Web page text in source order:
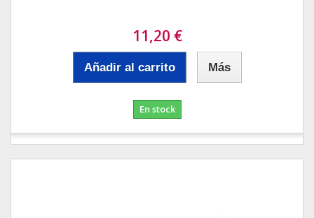
11,20 €
Añadir al carrito Más
En stock